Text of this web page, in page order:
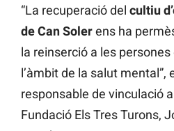
“La recuperació del cultiu
de Can Solerens ha
la reinserció a les
l’àmbit de la salut mental”,
responsable de vinculació
Fundació Els Tres Turons,